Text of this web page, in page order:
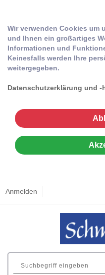
Wir verwenden Cookies um
und Ihnen ein großartiges
Informationen und
Keinesfalls werden Ihre
weitergegeben.
Datenschutzerklärung und -
Anmelden